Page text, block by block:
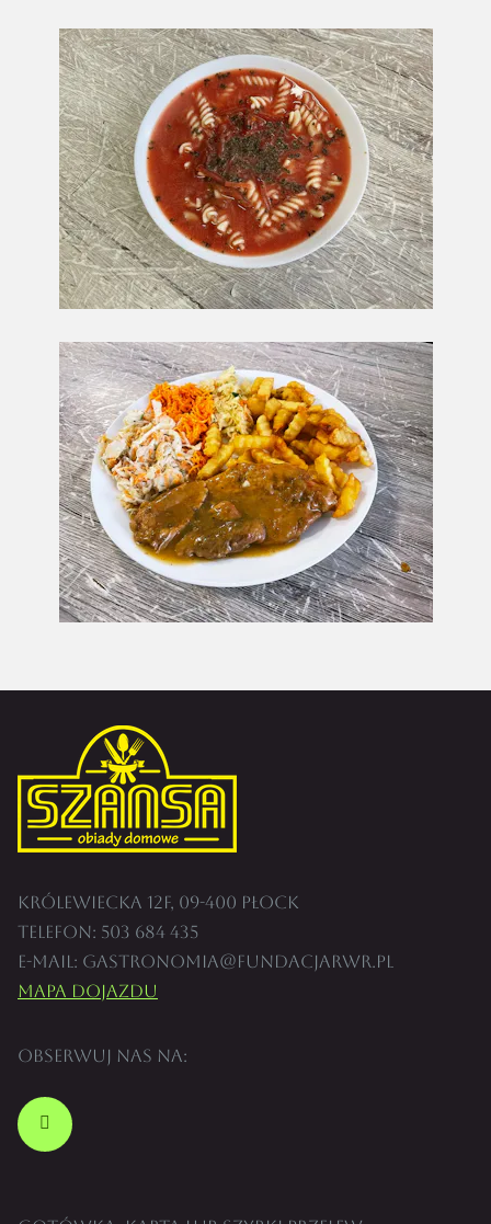
Królewiecka 12F, 09-400 Płock
Telefon: 503 684 435
E-mail: gastronomia@fundacjarwr.pl
Mapa dojazdu
Obserwuj nas na: